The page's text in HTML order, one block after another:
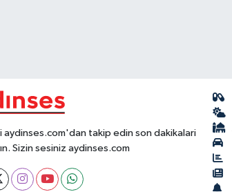
aydinses.com'dan takip edin son dakikalari
Sizin sesiniz aydinses.com